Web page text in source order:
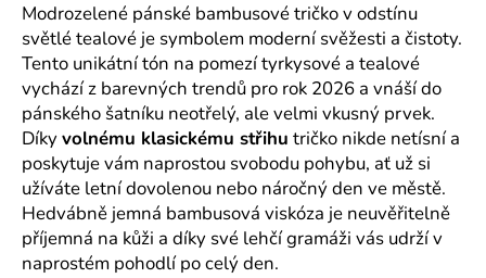
Modrozelené pánské bambusové tričko v odstínu
světlé tealové je symbolem moderní svěžesti a čistoty.
Tento unikátní tón na pomezí tyrkysové a tealové
vychází z barevných trendů pro rok 2026 a vnáší do
pánského šatníku neotřelý, ale velmi vkusný prvek.
Díkyvolnému klasickému střihu tričko nikde netísní a
poskytuje vám naprostou svobodu pohybu, ať už si
užíváte letní dovolenou nebo náročný den ve městě.
Hedvábně jemná bambusová viskóza je neuvěřitelně
příjemná na kůži a díky své lehčí gramáži vás udrží v
naprostém pohodlí po celý den.
u
j
e
m
e